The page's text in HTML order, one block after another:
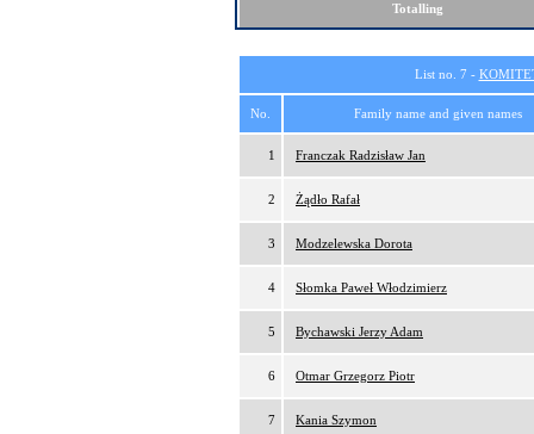
Totalling
List no. 7 -
No. Family name and given names
1 Franczak Radzisław Jan
2 Żądło Rafał
3 Modzelewska Dorota
4 Słomka Paweł Włodzimierz
5 Bychawski Jerzy Adam
6 Otmar Grzegorz Piotr
7 Kania Szymon